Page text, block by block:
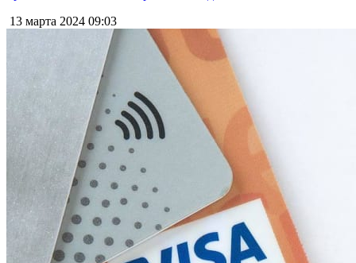
13 марта 2024 09:03